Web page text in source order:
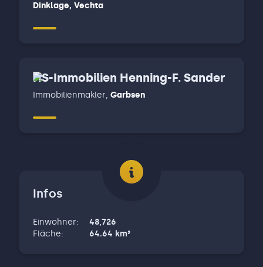
Dinklage, Vechta
HS-Immobilien Henning-F. Sander
Immobilienmakler, Garbsen
Infos
Einwohner:
48,726
Fläche: 64.64 km²